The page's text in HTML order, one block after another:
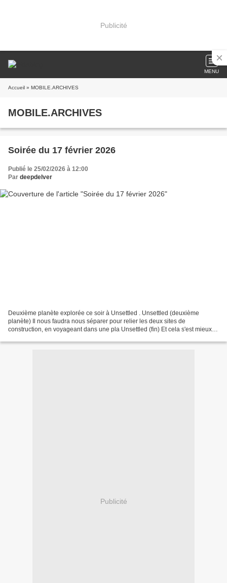
Publicité
MENU
Accueil » MOBILE.ARCHIVES
MOBILE.ARCHIVES
Soirée du 17 février 2026
Publié le 25/02/2026 à 12:00
Par deepdelver
Deuxième planète explorée ce soir à Unsettled . Unsettled (deuxième
planète) Il nous faudra nous séparer pour relier les deux sites de
construction, en voyageant dans une pla Unsettled (fin) Et cela s'est mieux
Publicité